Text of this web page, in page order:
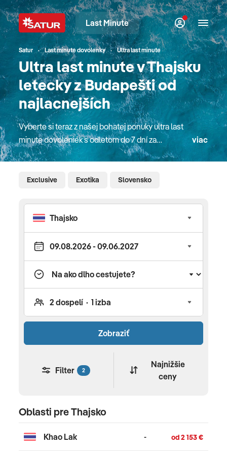
Last Minute
Satur Last minute dovolenky Ultra last minute
Ultra last minute v Thajsku
letecky z Budapešti od
najlacnejších
Vyberte si teraz z našej bohatej ponuky ultra last
minute dovoleniek s odletom do 7 dní za
vynikajúce ceny! Všetky dovolenky zobrazujeme za
Obľúbené dovolenkové destinácie pri mori s CK
rodiny s deťmi, last moment poznávacie zájazdy do
celého sveta, exotické pobyty, luxusné okružné
plavby alebo relax vo wellness hoteloch aktuálne
v posledných termínoch počas celej zimy aj leta.
viac
Exclusive Exotika Slovensko
Oblasti pre Thajsko
Khao Lak - od 2 153 €
Zobraziť
Filter 2
Najnižšie
ceny